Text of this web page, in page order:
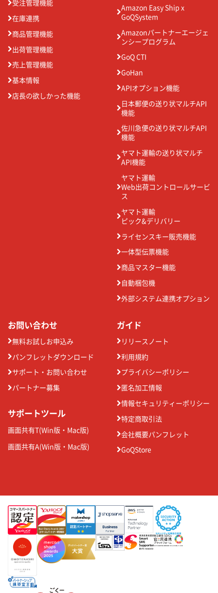
受注管理機能
在庫連携
商品管理機能
出荷管理機能
売上管理機能
基本情報
店長の欲しかった機能
Amazon Easy Ship x
GoQSystem
Amazonパートナーエージェ
ンシープログラム
GoQ CTI
GoHan
APIオプション機能
日本郵便の送り状マルチAPI
機能
佐川急便の送り状マルチAPI
機能
ヤマト運輸の送り状マルチ
API機能
ヤマト運輸
Web出荷コントロールサービ
ス
ヤマト運輸
ピック&デリバリー
ライセンスキー販売機能
一体型伝票機能
商品マスター機能
自動梱包機
外部システム連携オプション
お問い合わせ
無料お試しお申込み
パンフレットダウンロード
サポート・お問い合わせ
パートナー募集
サポートツール
画面共有T(Win版 ・ Mac版)
画面共有A(Win版 ・ Mac版)
ガイド
リリースノート
利用規約
プライバシーポリシー
匿名加工情報
情報セキュリティーポリシー
特定商取引法
会社概要パンフレット
GoQStore